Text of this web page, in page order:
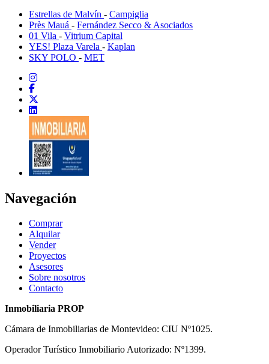
Estrellas de Malvín - Campiglia
Près Mauá - Fernández Secco & Asociados
01 Vila - Vitrium Capital
YES! Plaza Varela - Kaplan
SKY POLO - MET
Navegación
Comprar
Alquilar
Vender
Proyectos
Asesores
Sobre nosotros
Contacto
Inmobiliaria PROP
Cámara de Inmobiliarias de Montevideo: CIU Nº1025.
Operador Turístico Inmobiliario Autorizado: Nº1399.